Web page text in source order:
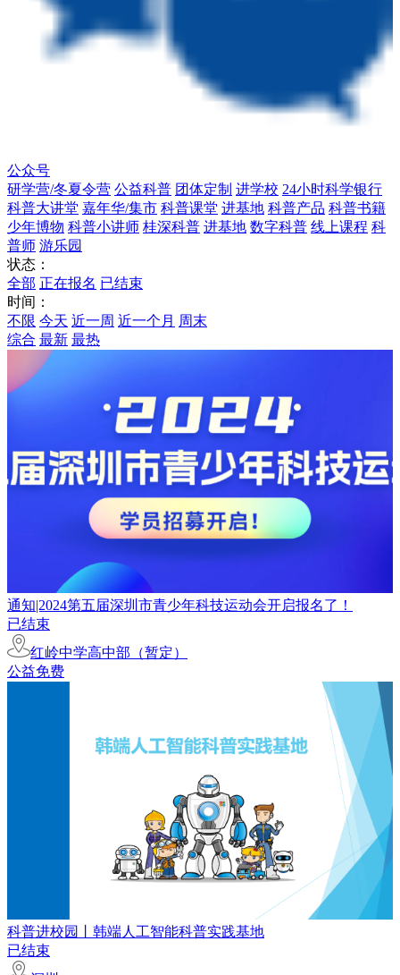
公众号
研学营/冬夏令营 公益科普 团体定制 进学校 24小时科学银行
科普大讲堂 嘉年华/集市 科普课堂 进基地 科普产品 科普书籍
少年博物 科普小讲师 桂深科普 进基地 数字科普 线上课程 科
普师 游乐园
状态：
全部 正在报名 已结束
时间：
不限 今天 近一周 近一个月 周末
综合 最新 最热
通知|2024第五届深圳市青少年科技运动会开启报名了！
已结束
红岭中学高中部（暂定）
公益免费
科普进校园丨韩端人工智能科普实践基地
已结束